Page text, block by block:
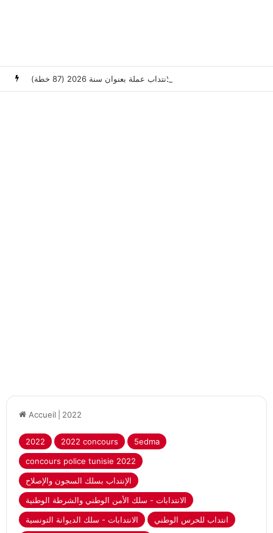
Accueil 2022
2022 2022 concours
5edma
concours police tunisie 2022
الإنتداب بسلك السجون والإصلاح
الانتدابات - سلك الأمن الوطني والشرطة الوطنية
الانتدابات - سلك الديوانة التونسية
انتداب للحرس الوطني